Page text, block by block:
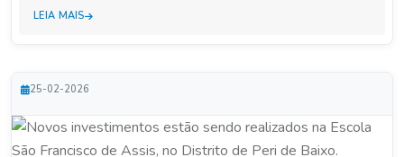
LEIA MAIS
25-02-2026